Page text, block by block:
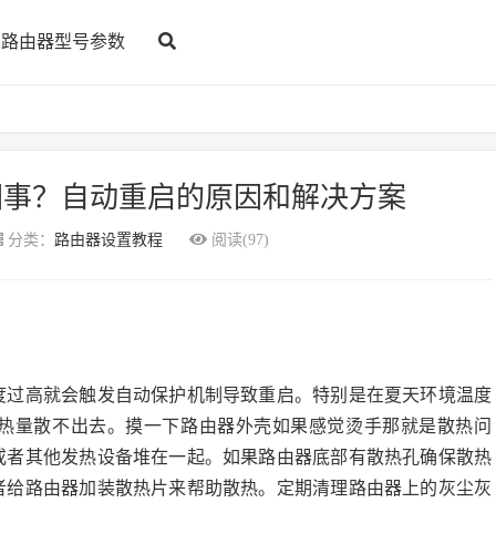
路由器型号参数
？自动重启的原因和解决方案
分类： 路由器设置教程 阅读(97)
高就会触发自动保护机制导致重启。特别是在夏天环境温度
量散不出去。摸一下路由器外壳如果感觉烫手那就是散热问
其他发热设备堆在一起。如果路由器底部有散热孔确保散热
路由器加装散热片来帮助散热。定期清理路由器上的灰尘灰